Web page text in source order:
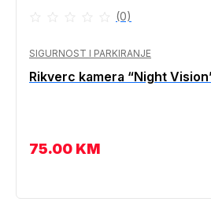
(0)
SIGURNOST I PARKIRANJE
Rikverc kamera “Night
75.00 KM